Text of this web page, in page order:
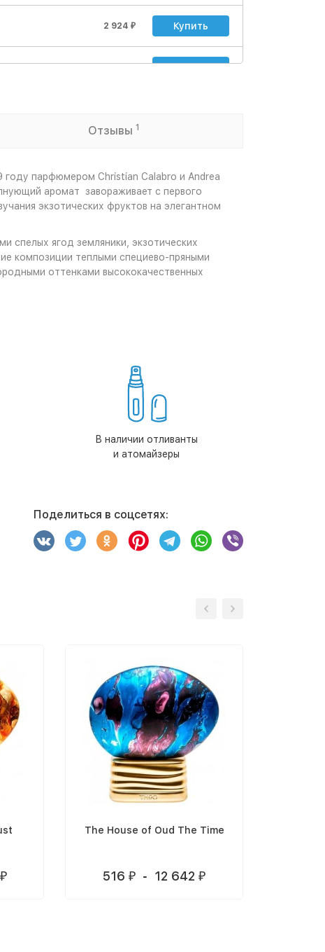
2 924 ₽ Купить
Купить
Отзывы 1
парфюмером Christian Calabro и Andrea
аромат завораживает с первого
экзотических фруктов на элегантном
ягод земляники, экзотических
композиции теплыми специево-пряными
оттенками высококачественных
В наличии отливанты
и атомайзеры
Поделиться в соцсетях:
₽
The House of Oud The Time
516 ₽ - 12 642 ₽